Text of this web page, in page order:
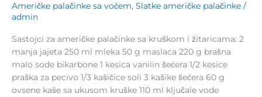
Američke palačinke sa voćem, Slatke američke palačinke /
admin
Sastojci za američke palačinke sa kruškom i žitaricama: 2
manja jajeta 250 ml mleka 50 g maslaca 220 g brašna
malo sode bikarbone 1 kesica vanilin šećera 1/2 kesice
praška za pecivo 1/3 kašičice soli 3 kašike šećera 60 g
ovsene kaše sa ukusom kruške 110 ml ključale vode
žitaricama